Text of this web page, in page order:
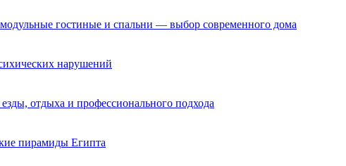
гостиные и спальни — выбор современного дома
нарушений
отдыха и профессионального подхода
пирамиды Египта